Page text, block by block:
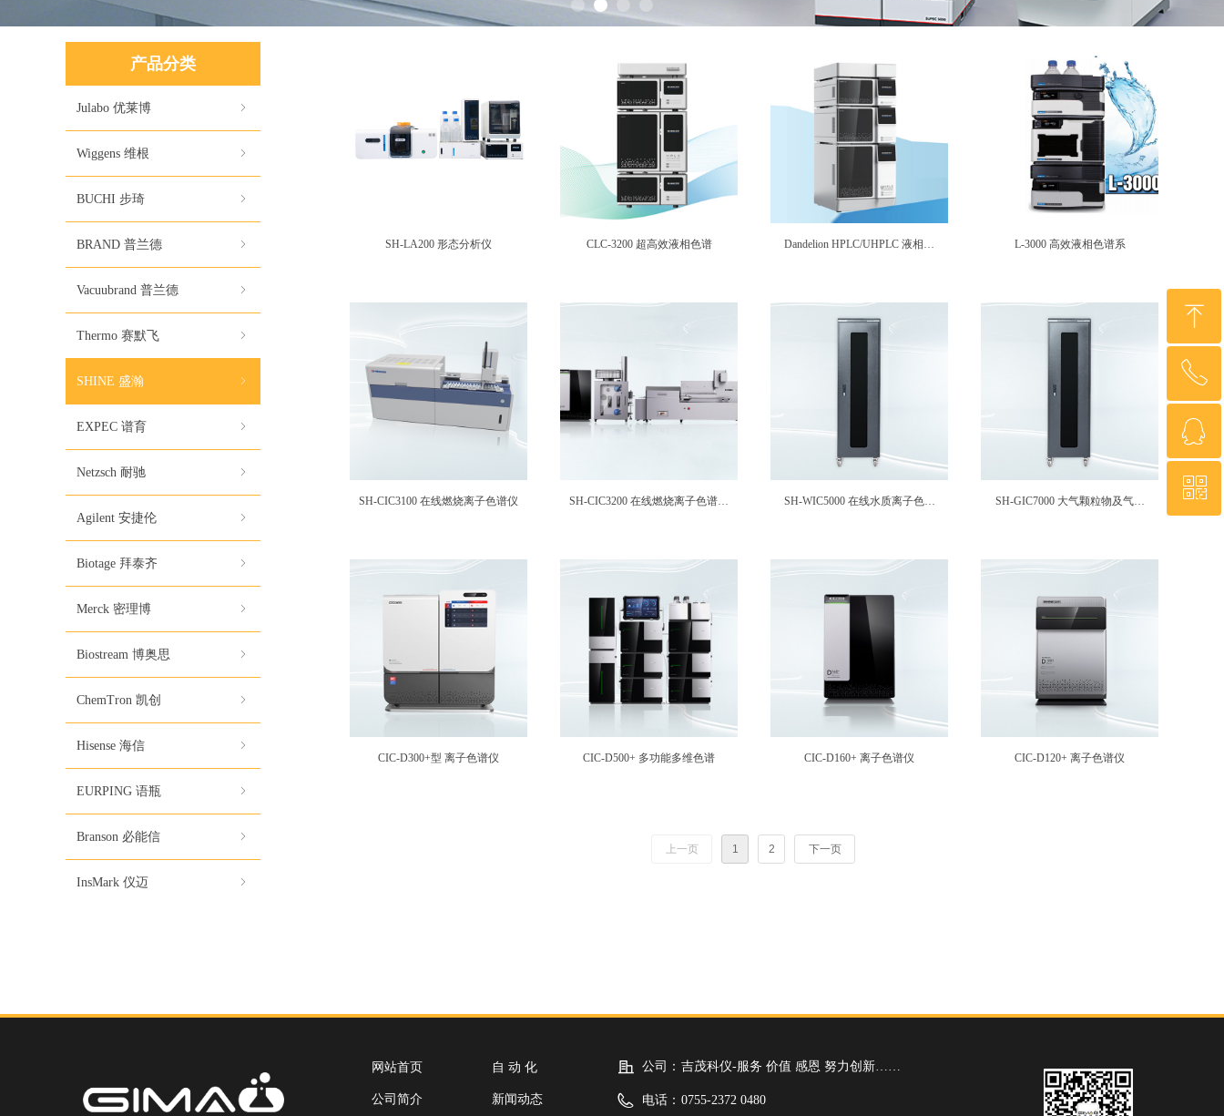
SH-LA200 形态分析仪 CLC-3200 超高效液相色谱 Dandelion HPLC/UHPLC 液相色 L-3000 高效液相色谱系
SH-CIC3100 在线燃烧离子色谱仪 SH-CIC3200 在线燃烧离子色谱系 SH-WIC5000 在线水质离子色谱 SH-GIC7000 大气颗粒物及气体
CIC-D300+型 离子色谱仪 CIC-D500+ 多功能多维色谱 CIC-D160+ 离子色谱仪 CIC-D120+ 离子色谱仪
上一页 1 2 下一页
产品分类
ꁇ
Julabo 优莱博
ꁇ
Wiggens 维根
ꁇ
BUCHI 步琦
ꁇ
BRAND 普兰德
ꁇ
Vacuubrand 普兰德
ꁇ
Thermo 赛默飞
ꁇ
SHINE 盛瀚
ꁇ
EXPEC 谱育
ꁇ
Netzsch 耐驰
ꁇ
Agilent 安捷伦
ꁇ
Biotage 拜泰齐
ꁇ
Merck 密理博
ꁇ
Biostream 博奥思
ꁇ
ChemTron 凯创
ꁇ
Hisense 海信
ꁇ
EURPING 语瓶
ꁇ
Branson 必能信
ꁇ
InsMark 仪迈
网站首页
公司简介
自 动 化
新闻动态
公司： 吉茂科仪-服务 价值 感恩 努力创新……
电话： 0755-2372 0480
ꁸ
回到顶部
ꂅ
ꁗ
QQ客服
ꀥ